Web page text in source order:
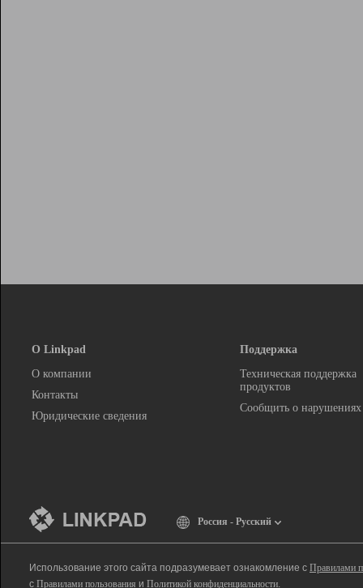
О Linkpad
О компании
Контакты
Юридические сведения
Поддержка
Техническая поддержка
продуктов
Сообщить о нарушениях
Россия - Русский
Использование этого сайта подразумевает ознакомление с Правилами
с Правилами пользования и Политикой конфиденциальности.